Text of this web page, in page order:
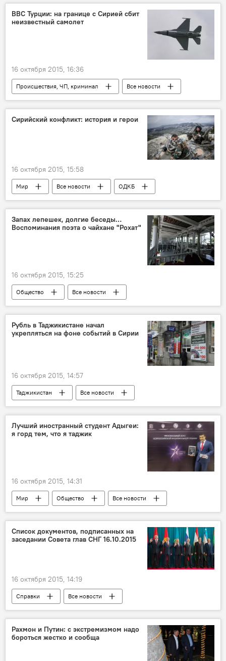
Чордарра
Фарра
НАТО
Центральная Азия
ВВС Турции: на границе с Сирией сбит
неизвестный самолет
16 октября 2015, 16:36
Происшествия, ЧП, криминал
Все новости
Сирия
Турция
граница
самолет
Сирийский конфликт: история и герои
16 октября 2015, 15:58
Мир Все новости ОДКБ
Запах лепешек, долгие беседы…
Воспоминания поэта о чайхане "Рохат"
16 октября 2015, 15:25
Общество
Все новости
Таджикистан
снос
чайхана
Новости Душанбе
Рубль в Таджикистане начал
укрепляться на фоне событий в Сирии
16 октября 2015, 14:57
Таджикистан
Все новости
Экономика
Сирия
Россия
Нацбанк Таджикистана
рубль
Центробанк РФ
Лучший иностранный студент Адыгеи:
я горд тем, что я таджик
16 октября 2015, 14:31
Мир Общество
Все новости
Фарход Муминов
Россия
Таджикистан
Наука и технологии
альпинизм
Спорт студенты
Список документов, подписанных на
заседании Совета глав СНГ 16.10.2015
16 октября 2015, 14:19
Справки Все новости
Рахмон и Путин: с экстремизмом надо
бороться жестко и сообща